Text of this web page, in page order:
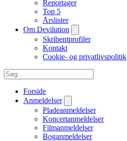
Reportager
Top 5
Årslister
Om Devilution
Skribentprofiler
Kontakt
Cookie- og privatlivspolitik
Forside
Anmeldelser
Pladeanmeldelser
Koncertanmeldelser
Filmanmeldelser
Boganmeldelser